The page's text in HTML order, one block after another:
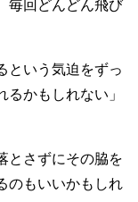
毎回どんどん飛び
という気迫をずっ
かもしれない」
とさずにその脇を
のもいいかもしれ